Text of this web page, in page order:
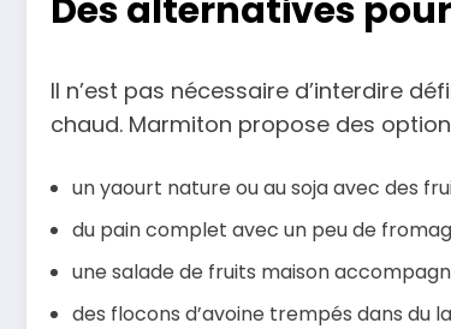
Des alternatives
Il n’est pas nécessaire d’interdire
chaud. Marmiton propose des
un yaourt nature ou au soja avec des
du pain complet avec un peu de
une salade de fruits maison
des flocons d’avoine trempés dans du